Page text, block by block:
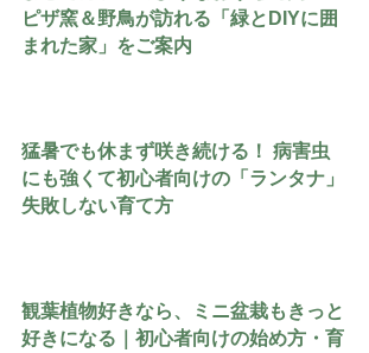
ピザ窯＆野鳥が訪れる「緑とDIYに囲
まれた家」をご案内
猛暑でも休まず咲き続ける！ 病害虫
にも強くて初心者向けの「ランタナ」
失敗しない育て方
観葉植物好きなら、ミニ盆栽もきっと
好きになる｜初心者向けの始め方・育